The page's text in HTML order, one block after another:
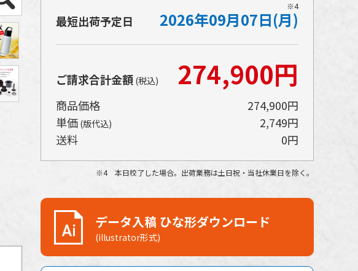
す手法です。表面の塗装をレーザーで削ること
上がりになります。
本体に直接彫り込むため、印刷よりも耐久性が高
いことも強みです。
※4
最短出荷予定日 2026年09月07日(月)
ご請求合計金額 (税込) 274,900円
商品価格
274,900円
単価 (版代込)
2,749円
送料
0円
4 本日校了した場合。出荷業務は土日祝・当社休業日を除く。
データ入稿 ひな形ダウンロード
(illustrator形式)